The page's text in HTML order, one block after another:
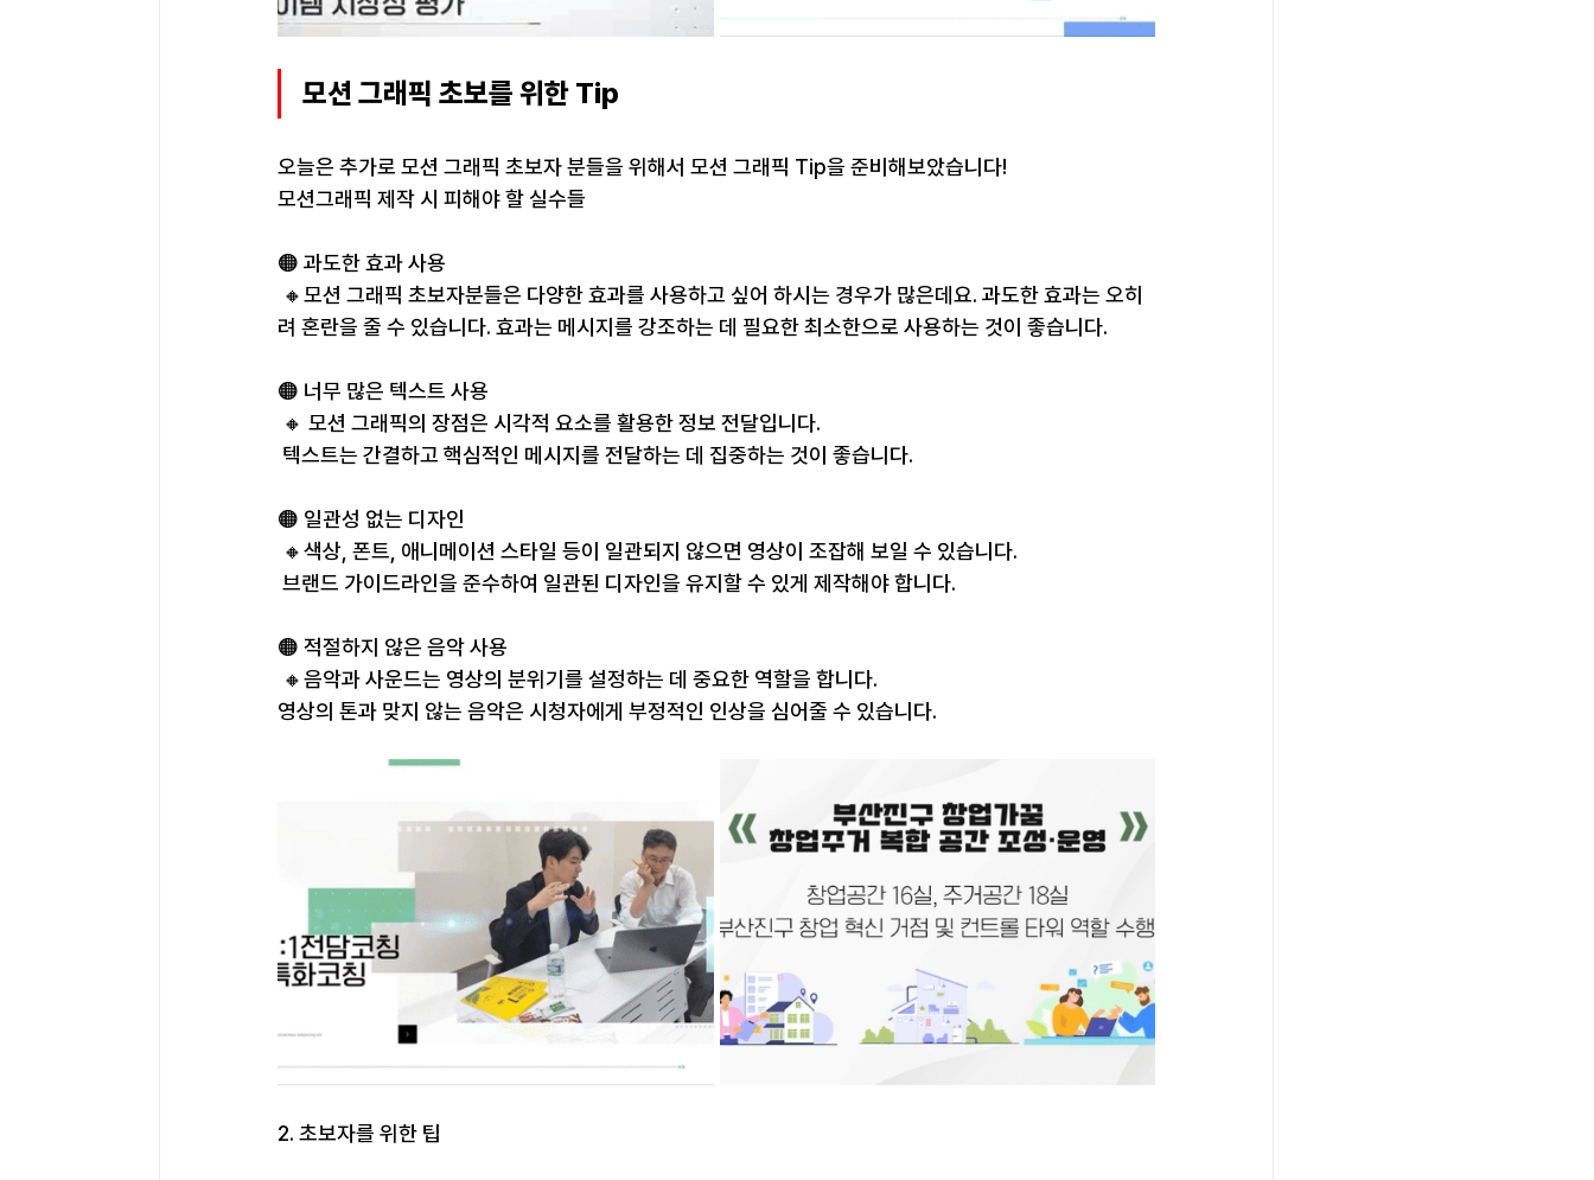
모션 그래픽 초보를 위한 Tip
오늘은 추가로 모션 그래픽 초보자 분들을 위해서 모션 그래픽 Tip을 준비해보았습니다!
모션그래픽 제작 시 피해야 할 실수들
🟠 과도한 효과 사용
🔸모션 그래픽 초보자분들은 다양한 효과를 사용하고 싶어 하시는 경우가 많은데요. 과도한 효과는 오히
려 혼란을 줄 수 있습니다. 효과는 메시지를 강조하는 데 필요한 최소한으로 사용하는 것이 좋습니다.
🟠 너무 많은 텍스트 사용
🔸 모션 그래픽의 장점은 시각적 요소를 활용한 정보 전달입니다.
텍스트는 간결하고 핵심적인 메시지를 전달하는 데 집중하는 것이 좋습니다.
🟠 일관성 없는 디자인
🔸색상, 폰트, 애니메이션 스타일 등이 일관되지 않으면 영상이 조잡해 보일 수 있습니다.
브랜드 가이드라인을 준수하여 일관된 디자인을 유지할 수 있게 제작해야 합니다.
🟠 적절하지 않은 음악 사용
🔸음악과 사운드는 영상의 분위기를 설정하는 데 중요한 역할을 합니다.
영상의 톤과 맞지 않는 음악은 시청자에게 부정적인 인상을 심어줄 수 있습니다.
2. 초보자를 위한 팁